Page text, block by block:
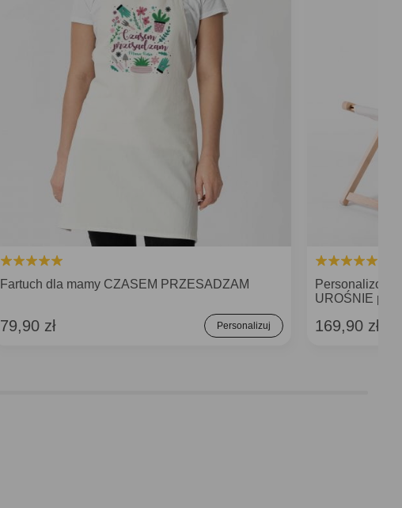
Fartuch dla mamy CZASEM PRZESADZAM
79,90 zł Personalizuj
UROŚNIE
169,90 zł